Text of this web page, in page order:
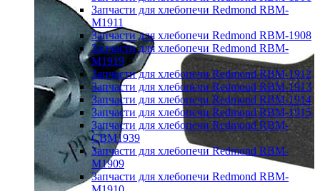
Запчасти для хлебопечи Redmond RBM-
M1911
Запчасти для хлебопечи Redmond RBM-1908
Запчасти для хлебопечи Redmond RBM-
M1919
Запчасти для хлебопечи Redmond RBM-1912
Запчасти для хлебопечи Redmond RBM-1913
Запчасти для хлебопечи Redmond RBM-1914
Запчасти для хлебопечи Redmond RBM-1915
Запчасти для хлебопечи Redmond RBM-
CBM1939
Запчасти для хлебопечи Redmond RBM-
M1909
Запчасти для хлебопечи Redmond RBM-